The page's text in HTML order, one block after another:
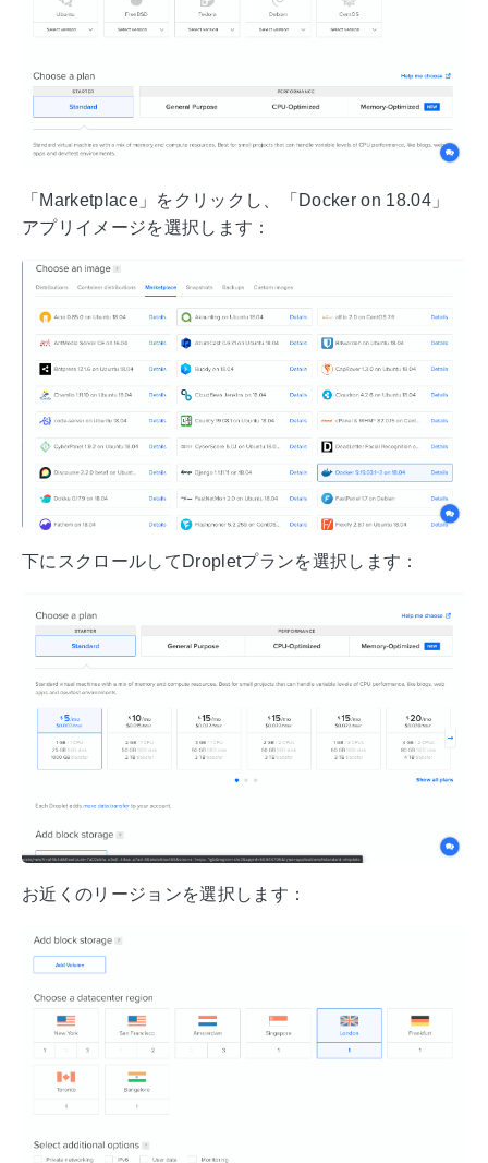
「Marketplace」をクリックし、「Docker on 18.04」
アプリイメージを選択します：
下にスクロールしてDropletプランを選択します：
お近くのリージョンを選択します：